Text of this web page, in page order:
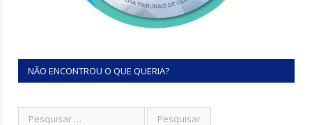
NÃO ENCONTROU O QUE QUERIA?